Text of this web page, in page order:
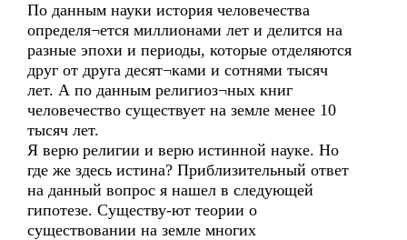
По данным науки история человечества
определя¬ется миллионами лет и делится на
разные эпохи и периоды, которые отделяются
друг от друга десят¬ками и сотнями тысяч
лет. А по данным религиоз¬ных книг
человечество существует на земле менее 10
тысяч лет.
Я верю религии и верю истинной науке. Но
где же здесь истина? Приблизительный ответ
на данный вопрос я нашел в следующей
гипотезе. Существу-ют теории о
существовании на земле многих